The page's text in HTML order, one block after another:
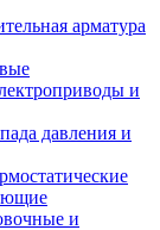
арматура
и
давления и
и